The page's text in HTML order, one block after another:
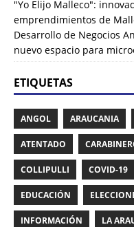
"Yo Elijo Malleco":
emprendimientos de
Desarrollo de Negocios
nuevo espacio para
ETIQUETAS
ANGOL ARAUCANIA
ATENTADO
COLLIPULLI COVID-19
EDUCACIÓN
INFORMACIÓN LA